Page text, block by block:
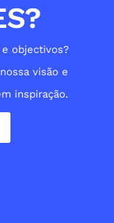
objectivos?
visão e
inspiração.